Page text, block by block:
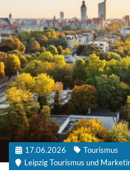
17.06.2026
Tourismus
Leipzig Tourismus und